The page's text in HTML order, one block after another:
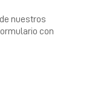
nuestros
con